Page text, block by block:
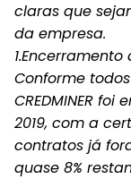
claras que
da empresa.
1.Encerramento
Conforme
CREDMINER
2019, com a
contratos já
quase 8%